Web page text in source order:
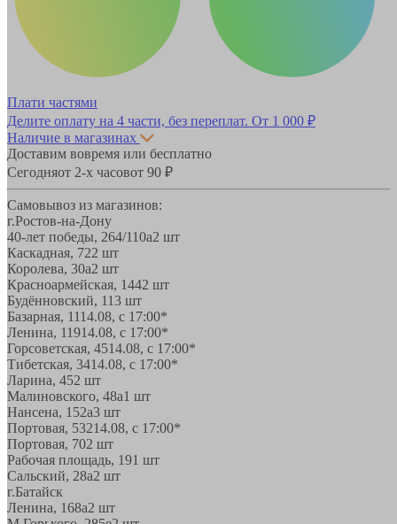
Плати частями
Делите оплату на 4 части, без переплат. От 1 000 ₽
Наличие в магазинах
Доставим вовремя или бесплатно
Сегодняот 2-х часовот 90 ₽
Самовывоз из магазинов:
г.Ростов-на-Дону
40-лет победы, 264/110а2 шт
Каскадная, 722 шт
Королева, 30а2 шт
Красноармейская, 1442 шт
Будённовский, 113 шт
Базарная, 1114.08, с 17:00*
Ленина, 11914.08, с 17:00*
Горсоветская, 4514.08, с 17:00*
Тибетская, 3414.08, с 17:00*
Ларина, 452 шт
Малиновского, 48а1 шт
Нансена, 152а3 шт
Портовая, 53214.08, с 17:00*
Портовая, 702 шт
Рабочая площадь, 191 шт
Сальский, 28a2 шт
г.Батайск
Ленина, 168а2 шт